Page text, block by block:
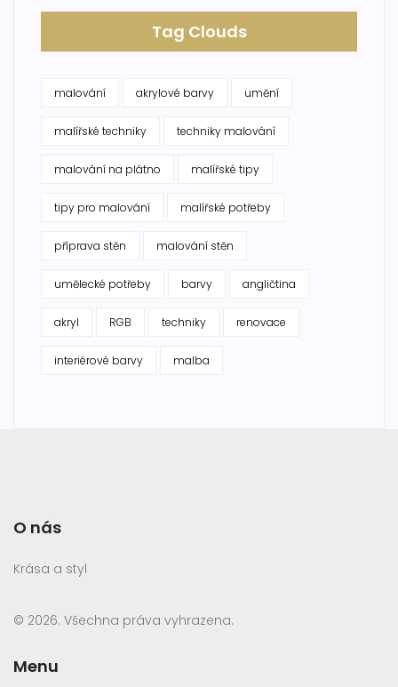
Tag Clouds
malování akrylové barvy umění
malířské techniky techniky malování
malování na plátno malířské tipy
tipy pro malování malířské potřeby
příprava stěn malování stěn
umělecké potřeby barvy angličtina
akryl RGB techniky renovace
interiérové barvy malba
O nás
Krása a styl
© 2026. Všechna práva vyhrazena.
Menu